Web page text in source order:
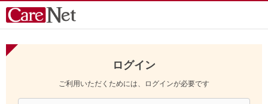
ログイン
ご利用いただくためには、ログインが必要です